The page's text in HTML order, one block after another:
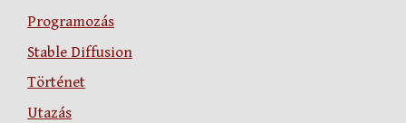
Programozás
Stable Diffusion
Történet
Utazás